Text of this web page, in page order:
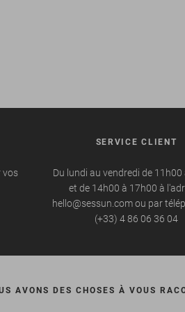
vos
SERVICE CLIENT
Du lundi au vendredi de 11h00
et de 14h00 à 17h00 à
hello@sessun.com ou par
(+33) 4 86 06 36 04
AVONS DES CHOSES À VOUS